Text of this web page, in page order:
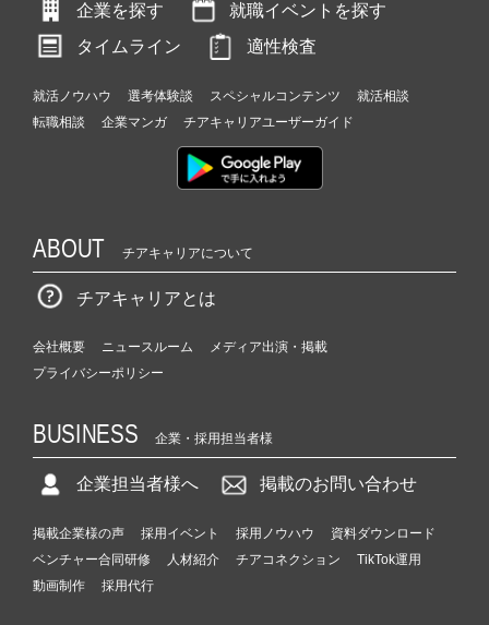
企業を探す
就職イベントを探す
タイムライン
適性検査
就活ノウハウ 選考体験談 スペシャルコンテンツ
就活相談
転職相談
企業マンガ チアキャリアユーザーガイド
ABOUT チアキャリアについて
チアキャリアとは
会社概要 ニュースルーム
メディア出演・掲載
プライバシーポリシー
BUSINESS 企業・採用担当者様
企業担当者様へ 掲載のお問い合わせ
掲載企業様の声 採用イベント 採用ノウハウ
資料ダウンロード
ベンチャー合同研修
人材紹介 チアコネクション
TikTok運用
動画制作
採用代行